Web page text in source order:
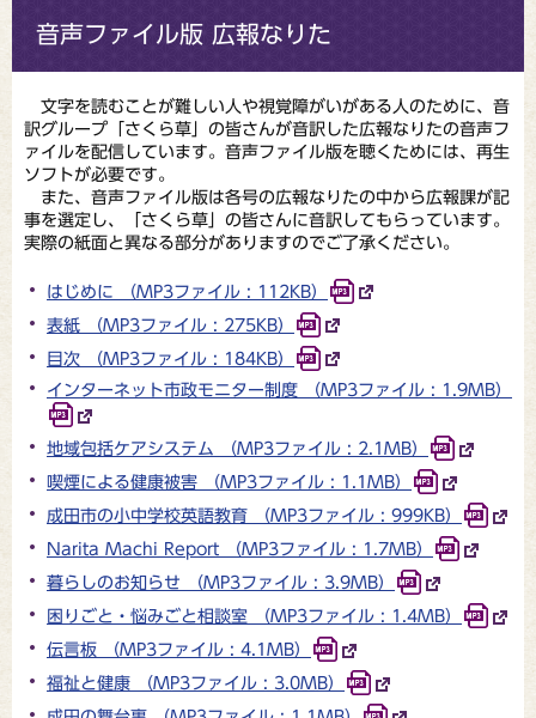
音声ファイル版 広報なりた
文字を読むことが難しい人や視覚障がいがある人のために、音
訳グループ「さくら草」の皆さんが音訳した広報なりたの音声フ
ァイルを配信しています。音声ファイル版を聴くためには、再生
ソフトが必要です。
また、音声ファイル版は各号の広報なりたの中から広報課が記
事を選定し、「さくら草」の皆さんに音訳してもらっています。
実際の紙面と異なる部分がありますのでご了承ください。
はじめに （MP3ファイル : 112KB）
表紙 （MP3ファイル : 275KB）
目次 （MP3ファイル : 184KB）
インターネット市政モニター制度 （MP3ファイル : 1.9MB）
地域包括ケアシステム （MP3ファイル : 2.1MB）
喫煙による健康被害 （MP3ファイル : 1.1MB）
成田市の小中学校英語教育 （MP3ファイル : 999KB）
Narita Machi Report （MP3ファイル : 1.7MB）
暮らしのお知らせ （MP3ファイル : 3.9MB）
困りごと・悩みごと相談室 （MP3ファイル : 1.4MB）
伝言板 （MP3ファイル : 4.1MB）
福祉と健康 （MP3ファイル : 3.0MB）